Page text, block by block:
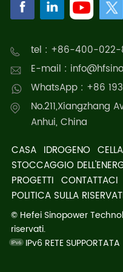
tel : +86-400-022-
E-mail :
WhatsApp : +86
No.211,Xiangzhang
Anhui, China
CASA IDROGENO
STOCCAGGIO
PROGETTI CONTATTACI
POLITICA SULLA
© Hefei Sinopower
riservati.
IPv6 RETE SUPPORTATA